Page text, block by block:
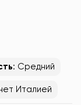
: Средний
Италией